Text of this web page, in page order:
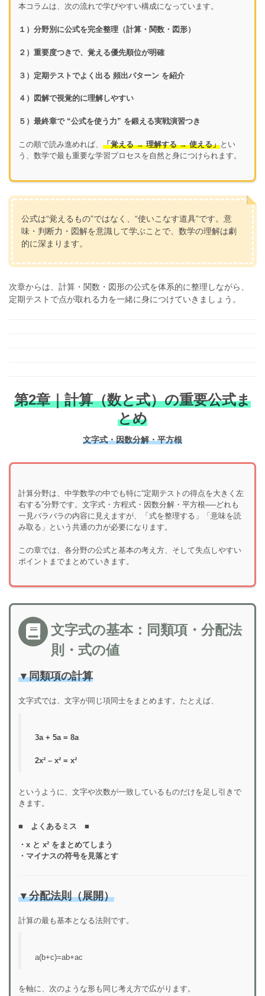
本コラムは、次の流れで学びやすい構成になっています。
１）分野別に公式を完全整理（計算・関数・図形）
２）重要度つきで、覚える優先順位が明確
３）定期テストでよく出る 頻出パターン を紹介
４）図解で視覚的に理解しやすい
５）最終章で “公式を使う力” を鍛える実戦演習つき
この順で読み進めれば、「覚える → 理解する → 使える」とい
う、数学で最も重要な学習プロセスを自然と身につけられます。
公式は“覚えるもの”ではなく、“使いこなす道具”です。意
味・判断力・図解を意識して学ぶことで、数学の理解は劇
的に深まります。
次章からは、計算・関数・図形の公式を体系的に整理しながら、
定期テストで点が取れる力を一緒に身につけていきましょう。
第2章｜計算（数と式）の重要公式ま
とめ
文字式・因数分解・平方根
計算分野は、中学数学の中でも特に“定期テストの得点を大きく左
右する”分野です。文字式・方程式・因数分解・平方根──どれも
一見バラバラの内容に見えますが、「式を整理する」「意味を読
み取る」という共通の力が必要になります。
この章では、各分野の公式と基本の考え方、そして失点しやすい
ポイントまでまとめていきます。
文字式の基本：同類項・分配法
則・式の値
▼同類項の計算
文字式では、文字が同じ項同士をまとめます。たとえば、
3a + 5a = 8a
2x² – x² = x²
というように、文字や次数が一致しているものだけを足し引きで
きます。
■ よくあるミス ■
・x と x² をまとめてしまう
・マイナスの符号を見落とす
▼分配法則（展開）
計算の最も基本となる法則です。
a(b+c)=ab+ac
を軸に、次のような形も同じ考え方で広がります。